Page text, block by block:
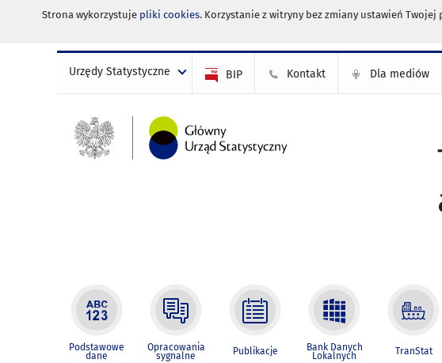
Strona wykorzystuje pliki cookies. Korzystanie z witryny bez zmiany ustawień
Urzędy Statystyczne BIP Kontakt Dla mediów
Podstawowe
dane
Opracowania
sygnalne Publikacje Bank Danych
Lokalnych TranStat